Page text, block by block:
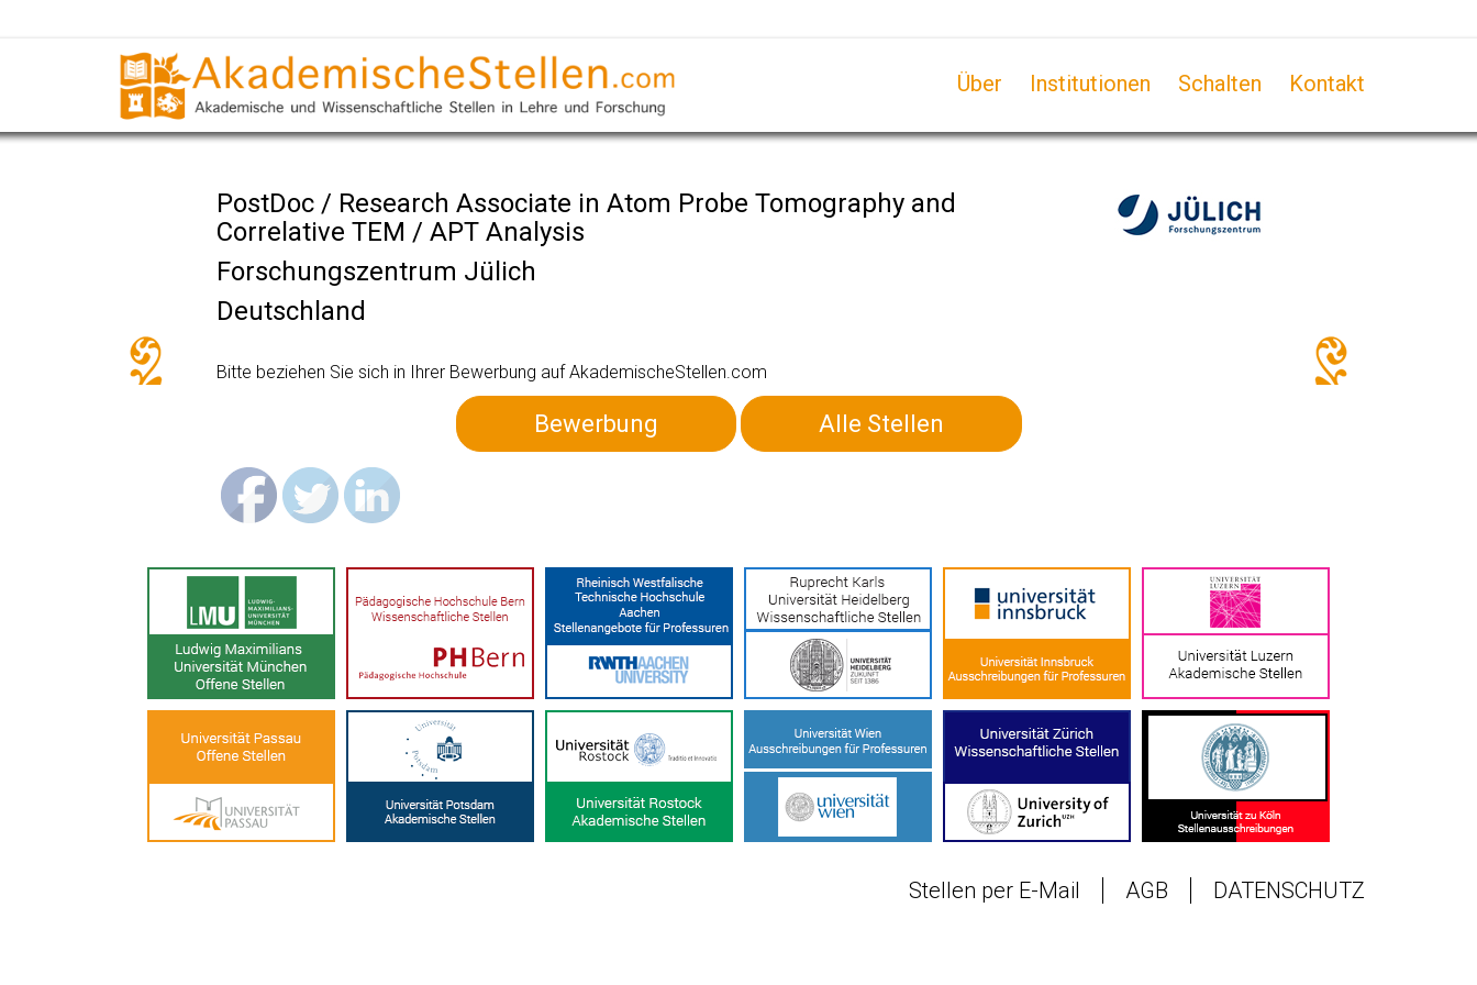
Über Institutionen Schalten Kontakt
PostDoc / Research Associate in Atom Probe Tomography and
Correlative TEM / APT Analysis
Forschungszentrum Jülich
Deutschland
Bitte beziehen Sie sich in Ihrer Bewerbung auf AkademischeStellen.com
Bewerbung Alle Stellen
Stellen per E-Mail AGB DATENSCHUTZ